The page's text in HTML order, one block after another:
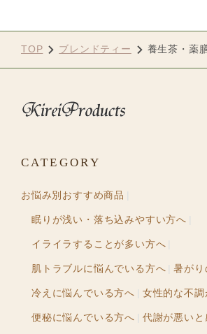
TOP ブレンドティー 養生茶・薬
CATEGORY
お悩み別おすすめ商品
眠りが浅い・落ち込みやすい方へ
イライラすることが多い方へ
肌トラブルに悩んでいる方へ 暑がり
冷えに悩んでいる方へ 女性的な不
便秘に悩んでいる方へ 代謝が悪い